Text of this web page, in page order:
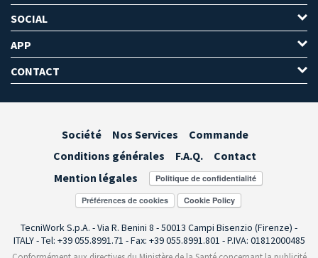
SOCIAL
APP
CONTACT
Société Nos Services
Commande
Conditions générales
F.A.Q.
Contact
Mention légales
Préférences de cookies
TecniWork S.p.A. - Via R. Benini 8 - 50013 Campi Bisenzio (Firenze) -
ITALY - Tel: +39 055.8991.71 - Fax: +39 055.8991.801 - P.IVA: 01812000485